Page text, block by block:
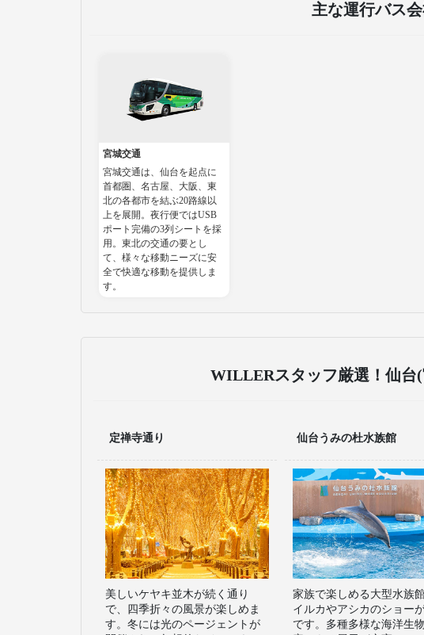
主な運行バス
宮城交通
宮城交通は、仙台を起点に
首都圏、名古屋、大阪、東
北の各都市を結ぶ20路線以
上を展開。夜行便ではUSB
ポート完備の3列シートを採
用。東北の交通の要とし
て、様々な移動ニーズに安
全で快適な移動を提供しま
す。
WILLERスタッフ厳選！仙台
定禅寺通り
美しいケヤキ並木が続く通り
で、四季折々の風景が楽しめま
す。冬には光のページェントが
仙台うみの杜水族館
家族で楽しめる大型水族館
イルカやアシカのショー
です。多種多様な海洋生